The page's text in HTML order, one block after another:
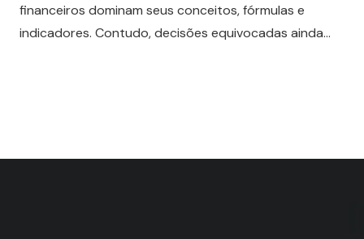
financeiros dominam seus conceitos, fórmulas e
indicadores. Contudo, decisões equivocadas ainda…